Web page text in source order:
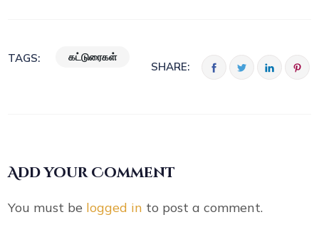
TAGS: கட்டுரைகள்
SHARE:
Add your Comment
You must be logged in to post a comment.